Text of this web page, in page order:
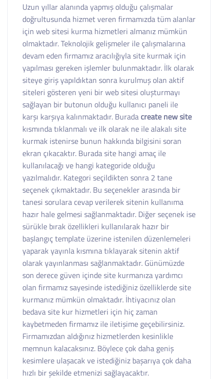
Uzun yıllar alanında yapmış olduğu çalışmalar
doğrultusunda hizmet veren firmamızda tüm alanlar
için web sitesi kurma hizmetleri almanız mümkün
olmaktadır. Teknolojik gelişmeler ile çalışmalarına
devam eden firmamız aracılığıyla site kurmak için
yapılması gereken işlemler bulunmaktadır. İlk olarak
siteye giriş yapıldıktan sonra kurulmuş olan aktif
siteleri gösteren yeni bir web sitesi oluşturmayı
sağlayan bir butonun olduğu kullanıcı paneli ile
karşı karşıya kalınmaktadır. Buradacreate new site
kısmında tıklanmalı ve ilk olarak ne ile alakalı site
kurmak istenirse bunun hakkında bilgisini soran
ekran çıkacaktır. Burada site hangi amaç ile
kullanılacağı ve hangi kategoride olduğu
yazılmalıdır. Kategori seçildikten sonra 2 tane
seçenek çıkmaktadır. Bu seçenekler arasında bir
tanesi sorulara cevap verilerek sitenin kullanıma
hazır hale gelmesi sağlanmaktadır. Diğer seçenek ise
sürükle bırak özellikleri kullanılarak hazır bir
başlangıç template üzerine istenilen düzenlemeleri
yaparak yayınla kısmına tıklayarak sitenin aktif
olarak yayınlanması sağlanmaktadır. Günümüzde
son derece güven içinde site kurmanıza yardımcı
olan firmamız sayesinde istediğiniz özelliklerde site
kurmanız mümkün olmaktadır. İhtiyacınız olan
bedava site kur hizmetleri için hiç zaman
kaybetmeden firmamız ile iletişime geçebilirsiniz.
Firmamızdan aldığınız hizmetlerden kesinlikle
memnun kalacaksınız. Böylece çok daha geniş
kesimlere ulaşacak ve istediğiniz başarıya çok daha
hızlı bir şekilde etmenizi sağlayacaktır.